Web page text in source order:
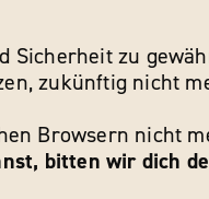
Sicherheit zu
zukünftig nicht
Browsern nicht
bitten wir dich